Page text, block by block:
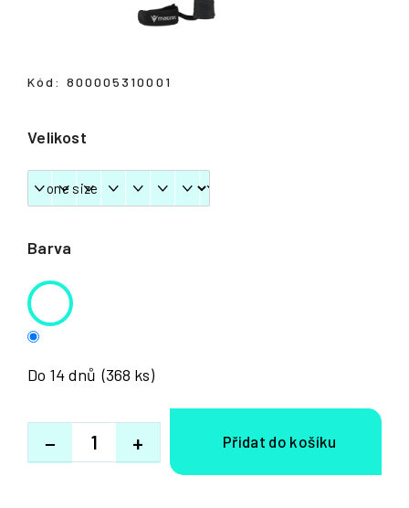
Barva
Velikost
Do 14 dnů (368 ks)
+
−
Kód: 800005310001